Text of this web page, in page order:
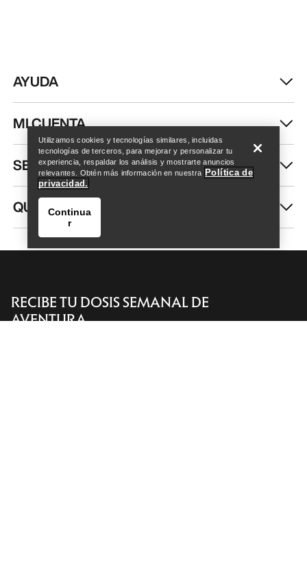
Encuentra una tienda Help
Encuentra una tienda Help
AYUDA
MI CUENTA
SEGUIR COMPRANDO
QUIÉNES SOMOS
RECIBE TU DOSIS SEMANAL DE
AVENTURA
Utilizamos cookies y tecnologías similares, incluidas
tecnologías de terceros, para mejorar y personalizar tu
experiencia, respaldar los análisis y mostrarte anuncios
relevantes. Obtén más información en nuestra Política de
privacidad.
Continua
r